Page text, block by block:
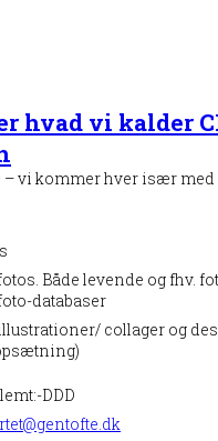
hvad vi kalder
– vi kommer hver især med
Både levende og fhv.
databaser
collager og
DDD